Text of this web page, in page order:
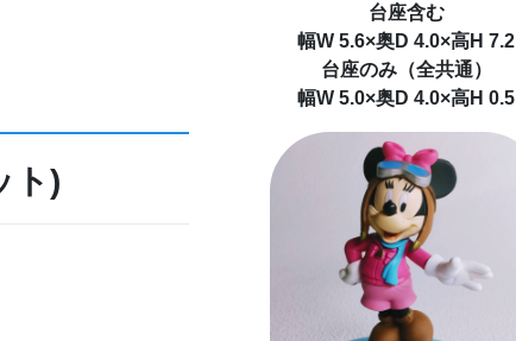
台座含む
幅W 5.6×奥D 4.0×高H 7.2
台座のみ（全共通）
幅W 5.0×奥D 4.0×高H 0.5
ト)